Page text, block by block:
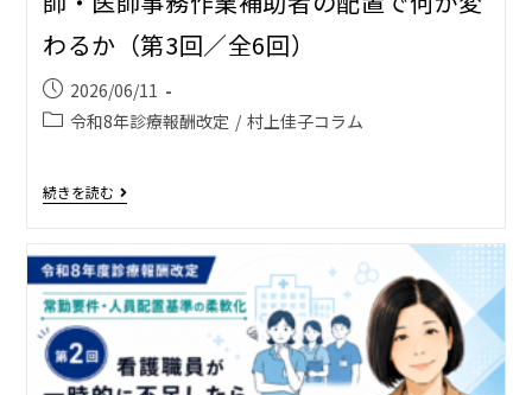
わるか（第3回／全6回）
2026/06/11
令和8年診療報酬改定 / 村上佳子コラム
続きを読む